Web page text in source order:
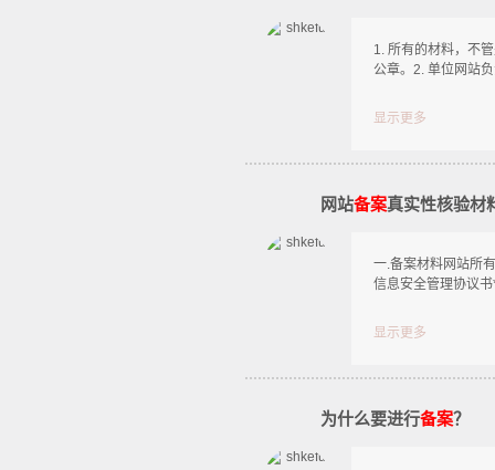
1. 所有的材料，不
公章。2. 单位网站
显示更多
网站备案真实性核验材
一.备案材料网站所
信息安全管理协议
显示更多
为什么要进行备案？